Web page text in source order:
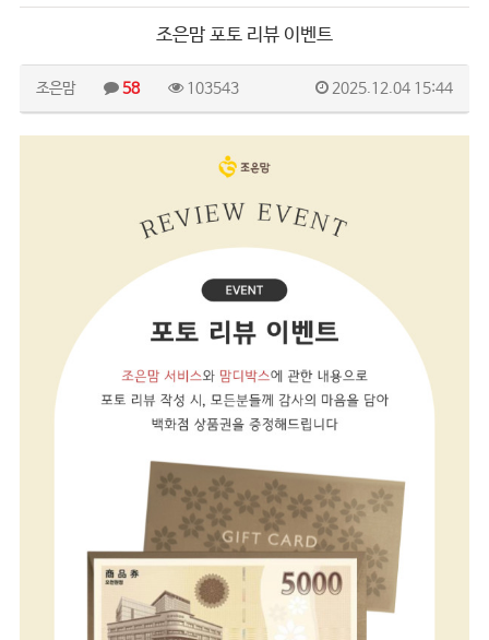
조은맘 포토 리뷰 이벤트
조은맘 58 103543 2025.12.04 15:44